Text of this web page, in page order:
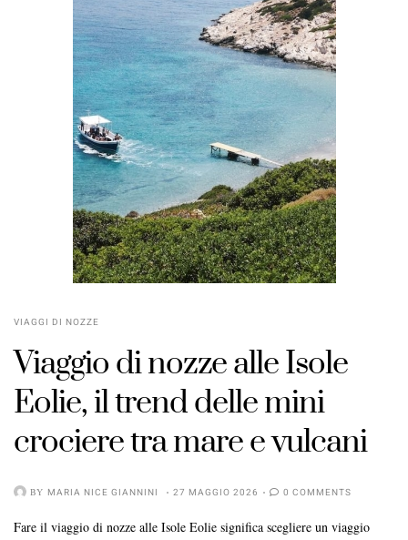
VIAGGI DI NOZZE
Viaggio di nozze alle Isole
Eolie, il trend delle mini
crociere tra mare e vulcani
BY MARIA NICE GIANNINI 27 MAGGIO 2026 0 COMMENTS
Fare il viaggio di nozze alle Isole Eolie significa scegliere un viaggio